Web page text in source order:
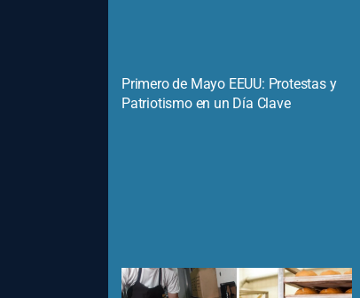
Primero de Mayo EEUU: Protestas y
Patriotismo en un Día Clave